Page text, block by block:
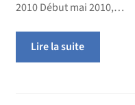
2010 Début mai 2010,…
Lire la suite